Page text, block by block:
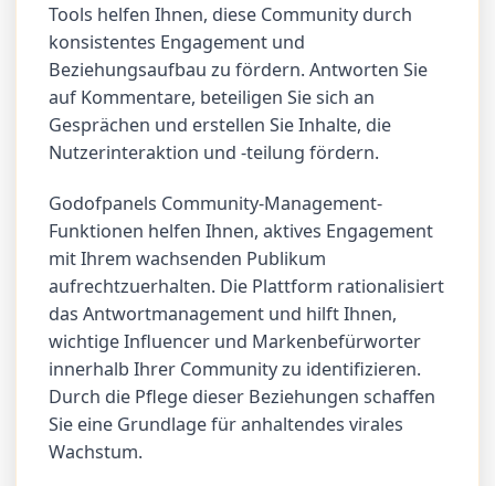
Tools helfen Ihnen, diese Community durch
konsistentes Engagement und
Beziehungsaufbau zu fördern. Antworten Sie
auf Kommentare, beteiligen Sie sich an
Gesprächen und erstellen Sie Inhalte, die
Nutzerinteraktion und -teilung fördern.
Godofpanels Community-Management-
Funktionen helfen Ihnen, aktives Engagement
mit Ihrem wachsenden Publikum
aufrechtzuerhalten. Die Plattform rationalisiert
das Antwortmanagement und hilft Ihnen,
wichtige Influencer und Markenbefürworter
innerhalb Ihrer Community zu identifizieren.
Durch die Pflege dieser Beziehungen schaffen
Sie eine Grundlage für anhaltendes virales
Wachstum.